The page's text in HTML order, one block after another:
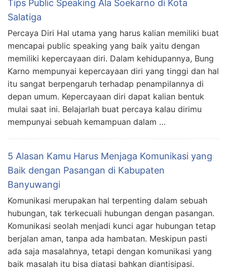
Tips Public Speaking Ala Soekarno di Kota
Salatiga
Percaya Diri Hal utama yang harus kalian memiliki buat
mencapai public speaking yang baik yaitu dengan
memiliki kepercayaan diri. Dalam kehidupannya, Bung
Karno mempunyai kepercayaan diri yang tinggi dan hal
itu sangat berpengaruh terhadap penampilannya di
depan umum. Kepercayaan diri dapat kalian bentuk
mulai saat ini. Belajarlah buat percaya kalau dirimu
mempunyai sebuah kemampuan dalam …
5 Alasan Kamu Harus Menjaga Komunikasi yang
Baik dengan Pasangan di Kabupaten
Banyuwangi
Komunikasi merupakan hal terpenting dalam sebuah
hubungan, tak terkecuali hubungan dengan pasangan.
Komunikasi seolah menjadi kunci agar hubungan tetap
berjalan aman, tanpa ada hambatan. Meskipun pasti
ada saja masalahnya, tetapi dengan komunikasi yang
baik masalah itu bisa diatasi bahkan diantisipasi.